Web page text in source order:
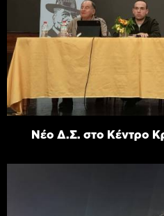
Νέο Δ.Σ. στο Κέντρο